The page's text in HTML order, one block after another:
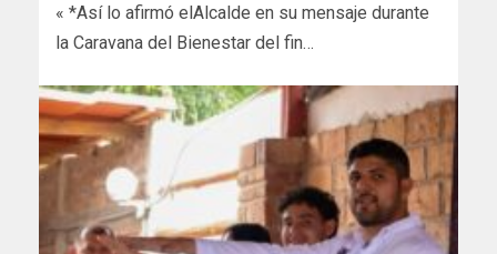
« *Así lo afirmó elAlcalde en su mensaje durante
la Caravana del Bienestar del fin…